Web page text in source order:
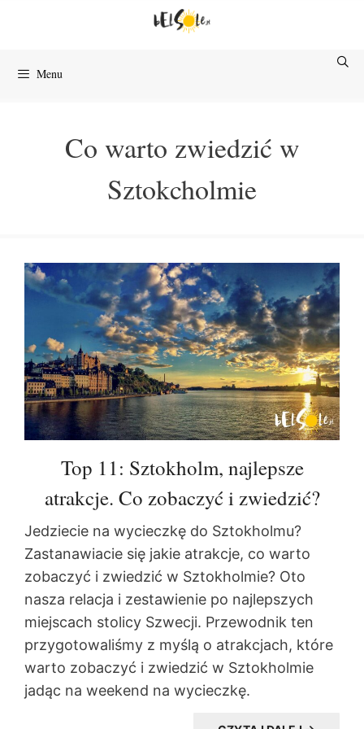
Menu
Co warto zwiedzić w
Sztokcholmie
Top 11: Sztokholm, najlepsze
atrakcje. Co zobaczyć i zwiedzić?
Jedziecie na wycieczkę do Sztokholmu?
Zastanawiacie się jakie atrakcje, co warto
zobaczyć i zwiedzić w Sztokholmie? Oto
nasza relacja i zestawienie po najlepszych
miejscach stolicy Szwecji. Przewodnik ten
przygotowaliśmy z myślą o atrakcjach, które
warto zobaczyć i zwiedzić w Sztokholmie
jadąc na weekend na wycieczkę.